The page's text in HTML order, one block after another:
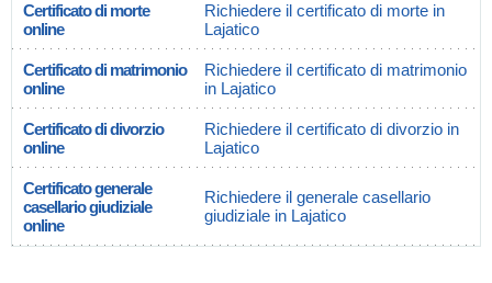
Certificato di morte
online
Richiedere il certificato di morte in
Lajatico
Certificato di matrimonio
online
Richiedere il certificato di matrimonio
in Lajatico
Certificato di divorzio
online
Richiedere il certificato di divorzio in
Lajatico
Certificato generale
casellario giudiziale
online
Richiedere il generale casellario
giudiziale in Lajatico